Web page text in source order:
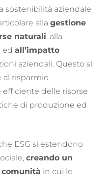
sostenibilità aziendale
allagestione
naturali, alla
edall’impatto
aziendali. Questo si
al risparmio
delle risorse
di produzione ed
ESG si estendono
creando un
in cui le